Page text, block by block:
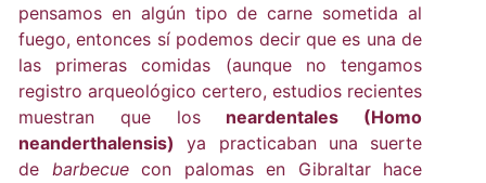
pensamos en algún tipo de carne sometida al
fuego, entonces sí podemos decir que es una de
las primeras comidas (aunque no tengamos
registro arqueológico certero, estudios recientes
muestran que los neardentales (Homo
neanderthalensis) ya practicaban una suerte
de barbecuecon palomas en Gibraltar hace